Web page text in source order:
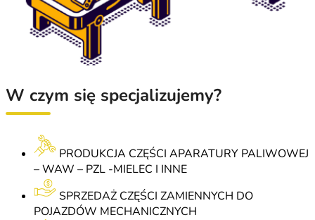
W czym się specjalizujemy?
PRODUKCJA CZĘŚCI APARATURY PALIWOWEJ
– WAW – PZL -MIELEC I INNE
SPRZEDAŻ CZĘŚCI ZAMIENNYCH DO
POJAZDÓW MECHANICZNYCH